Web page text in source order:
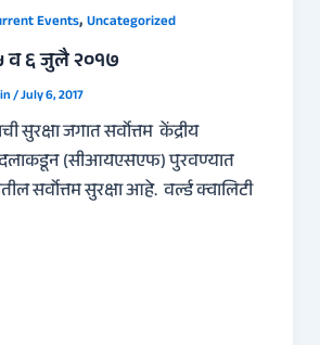
Events,Uncategorized
व ६ जुलै २०१७
/July 6, 2017
सुरक्षा जगात सर्वोत्तम केंद्रीय
दलाकडून (सीआयएसएफ) पुरवण्यात
सर्वोत्तम सुरक्षा आहे. वर्ल्ड क्वालिटी